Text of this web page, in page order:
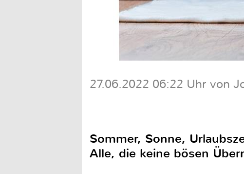
27.06.2022 06:22 Uhr von
Sommer, Sonne,
Alle, die keine bösen